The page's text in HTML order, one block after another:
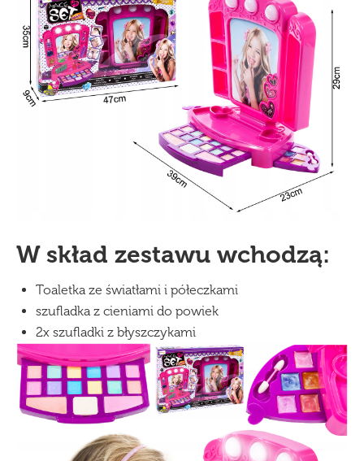
W skład zestawu wchodzą:
Toaletka ze światłami i półeczkami
szufladka z cieniami do powiek
2x szufladki z błyszczykami